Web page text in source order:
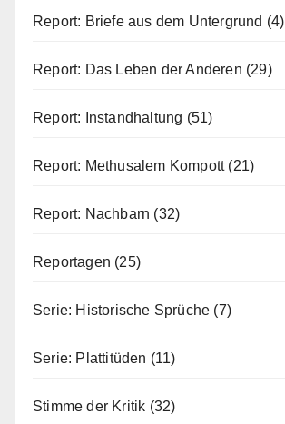
Report: Briefe aus dem Untergrund (4)
Report: Das Leben der Anderen (29)
Report: Instandhaltung (51)
Report: Methusalem Kompott(21)
Report: Nachbarn (32)
Reportagen (25)
Serie: Historische Sprüche (7)
Serie: Plattitüden (11)
Stimme der Kritik (32)